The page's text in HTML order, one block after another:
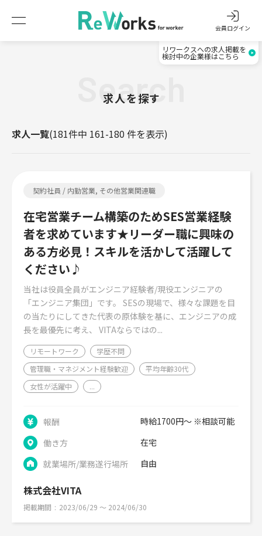
会員ログイン
リワークスへの求人掲載を
検討中の企業様はこちら
求人を探す
Search
求人一覧(181件中 161-180 件を表示)
契約社員 / 内勤営業, その他営業関連職
在宅営業チーム構築のためSES営業経験
者を求めています★リーダー職に興味の
ある方必見！スキルを活かして活躍して
ください♪
当社は役員全員がエンジニア経験者/現役エンジニアの
「エンジニア集団」です。 SESの現場で、様々な課題を目
の当たりにしてきた代表の原体験を基に、エンジニアの成
長を最優先に考え、 VITAならではの...
リモートワーク
学歴不問
管理職・マネジメント経験歓迎
平均年齢30代
女性が活躍中
...
報酬
時給1700円～ ※相談可能
働き方
在宅
就業場所/業務遂行場所
自由
株式会社VITA
掲載期間 2023/06/29 〜 2024/06/30